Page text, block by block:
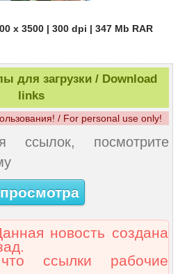
x 3500 | 300 dpi | 347 Mb RAR
для загрузки / Download
links
/ For personal use only!
ссылок, посмотрите
новость создана
ссылки рабочие